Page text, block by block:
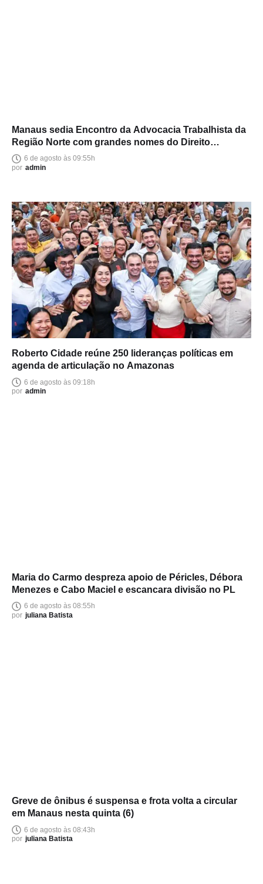
Manaus sedia Encontro da Advocacia Trabalhista da
Região Norte com grandes nomes do Direito
brasileiro
6 de agosto às 09:55h
por admin
Roberto Cidade reúne 250 lideranças políticas em
agenda de articulação no Amazonas
6 de agosto às 09:18h
por admin
Maria do Carmo despreza apoio de Péricles, Débora
Menezes e Cabo Maciel e escancara divisão no PL
6 de agosto às 08:55h
por juliana Batista
Greve de ônibus é suspensa e frota volta a circular
em Manaus nesta quinta (6)
6 de agosto às 08:43h
por juliana Batista